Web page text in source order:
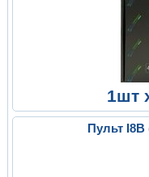
1шт
Пульт I8B